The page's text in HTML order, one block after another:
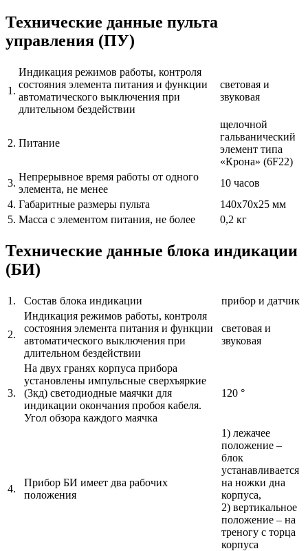
Технические данные пульта
управления (ПУ)
1.
Индикация режимов работы, контроля
состояния элемента питания и функции
автоматического выключения при
длительном бездействии
световая и
звуковая
2. Питание
щелочной
гальванический
элемент типа
«Крона» (6F22)
3.
Непрерывное время работы от одного
элемента, не менее
10 часов
4. Габаритные размеры пульта
140х70х25 мм
5. Масса с элементом питания, не более 0,2 кг
Технические данные блока индикации
(БИ)
1. Состав блока индикации прибор и датчик
2.
Индикация режимов работы, контроля
состояния элемента питания и функции
автоматического выключения при
длительном бездействии
световая и
звуковая
3.
На двух гранях корпуса прибора
установлены импульсные сверхъяркие
(3кд) светодиодные маячки для
индикации окончания пробоя кабеля.
Угол обзора каждого маячка
120 °
4.
Прибор БИ имеет два рабочих
положения
1) лежачее
положение –
блок
устанавливается
на ножки дна
корпуса,
2) вертикальное
положение – на
треногу с торца
корпуса